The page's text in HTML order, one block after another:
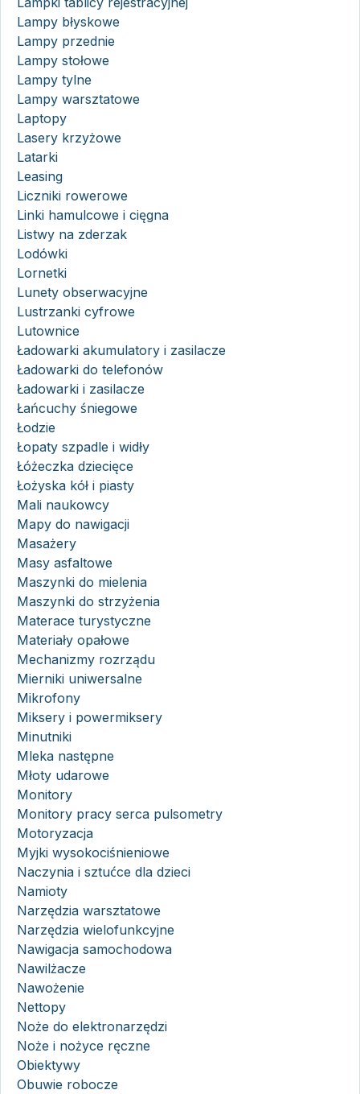
Lampy błyskowe
Lampy przednie
Lampy stołowe
Lampy tylne
Lampy warsztatowe
Laptopy
Lasery krzyżowe
Latarki
Leasing
Liczniki rowerowe
Linki hamulcowe i cięgna
Listwy na zderzak
Lodówki
Lornetki
Lunety obserwacyjne
Lustrzanki cyfrowe
Lutownice
Ładowarki akumulatory i zasilacze
Ładowarki do telefonów
Ładowarki i zasilacze
Łańcuchy śniegowe
Łodzie
Łopaty szpadle i widły
Łóżeczka dziecięce
Łożyska kół i piasty
Mali naukowcy
Mapy do nawigacji
Masażery
Masy asfaltowe
Maszynki do mielenia
Maszynki do strzyżenia
Materace turystyczne
Materiały opałowe
Mechanizmy rozrządu
Mierniki uniwersalne
Mikrofony
Miksery i powermiksery
Minutniki
Mleka następne
Młoty udarowe
Monitory
Monitory pracy serca pulsometry
Motoryzacja
Myjki wysokociśnieniowe
Naczynia i sztućce dla dzieci
Namioty
Narzędzia warsztatowe
Narzędzia wielofunkcyjne
Nawigacja samochodowa
Nawilżacze
Nawożenie
Nettopy
Noże do elektronarzędzi
Noże i nożyce ręczne
Obiektywy
Obuwie robocze